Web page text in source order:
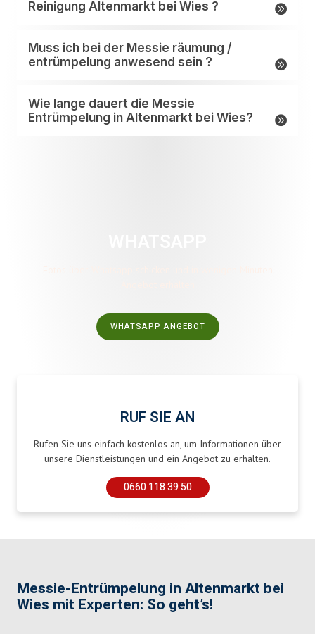
WHATSAPP ANGEBOT
RUF SIE AN
Rufen Sie uns einfach kostenlos an, um Informationen über
unsere Dienstleistungen und ein Angebot zu erhalten.
0660 118 39 50
Reinigung Altenmarkt bei Wies ?
Muss ich bei der Messie räumung /
entrümpelung anwesend sein ?
Wie lange dauert die Messie
Entrümpelung in Altenmarkt bei Wies?
Messie-Entrümpelung in Altenmarkt bei
Wies mit Experten: So geht’s!